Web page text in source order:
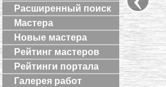
Расширенный поиск
Мастера
Новые мастера
Рейтинг мастеров
Рейтинги портала
Галерея работ